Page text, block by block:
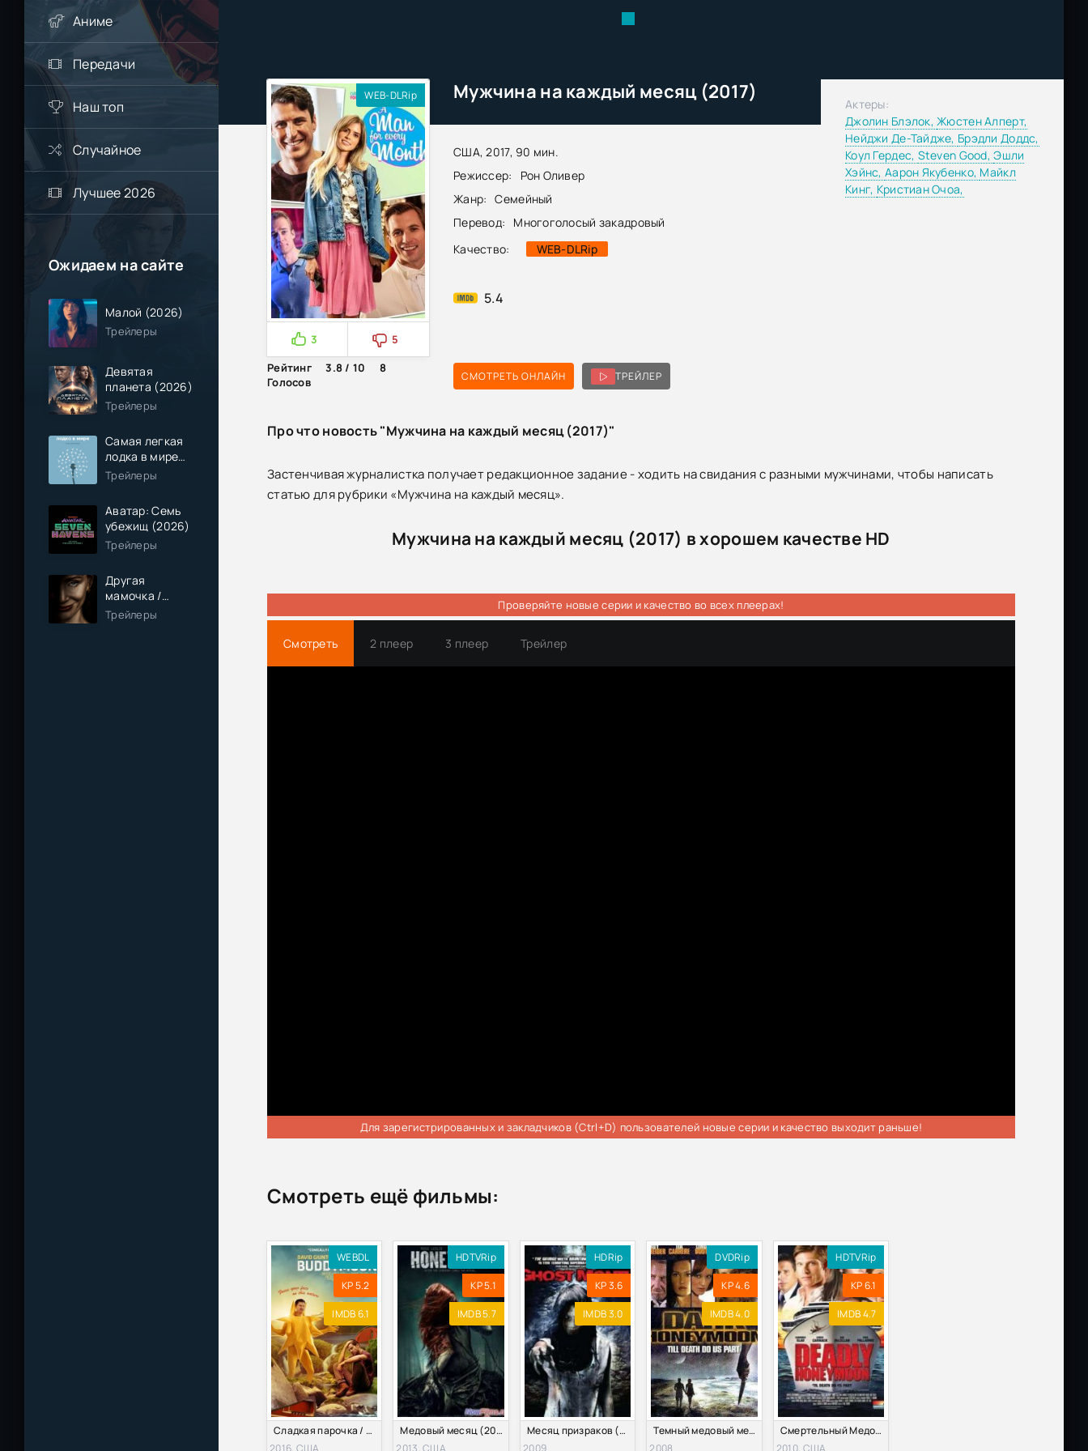
Аниме
Передачи
Наш топ
Случайное
Лучшее 2026
Ожидаем на сайте
Малой (2026)
Трейлеры
Девятая
планета (2026)
Трейлеры
Самая легкая
лодка в мире
(2026)
Трейлеры
Аватар: Семь
убежищ (2026)
Трейлеры
Другая
мамочка /
Чужая мама
(2026)
Трейлеры
Мужчина на каждый месяц (2017)
США, 2017, 90 мин.
Режиссер:
Рон Оливер
Жанр:
Семейный
Перевод:
Многоголосый закадровый
Качество:
WEB-DLRip
5.4
WEB-DLRip
3
5
Рейтинг
3.8 / 10
8
Голосов
СМОТРЕТЬ ОНЛАЙН ТРЕЙЛЕР
Актеры:
Джолин Блэлок,Жюстен Алперт,
Нейджи Де-Тайдже, Брэдли Доддс,
Коул Гердес, Steven Good,Эшли
Хэйнс, Аарон Якубенко, Майкл
Кинг, Кристиан Очоа,
Про что новость "Мужчина на каждый месяц (2017)"
Застенчивая журналистка получает редакционное задание - ходить на свидания с разными мужчинами, чтобы написать
статью для рубрики «Мужчина на каждый месяц».
Мужчина на каждый месяц (2017) в хорошем качестве HD
Проверяйте новые серии и качество во всех плеерах!
Смотреть 2 плеер 3 плеер Трейлер
Для зарегистрированных и закладчиков (Ctrl+D) пользователей новые серии и качество выходит раньше!
Смотреть ещё фильмы:
WEBDL
KP 5.2
IMDB 6.1
Сладкая парочка / Я, мой кореш и медовый месяц (2016)
2016, США
HDTVRip
KP 5.1
IMDB 5.7
Медовый месяц (2013)
2013, США
HDRip
KP 3.6
IMDB 3.0
Месяц призраков (2009)
2009
DVDRip
KP 4.6
IMDB 4.0
Темный медовый месяц (2008)
2008
HDTVRip
KP 6.1
IMDB 4.7
Смертельный Медовый Месяц (2010)
2010, США